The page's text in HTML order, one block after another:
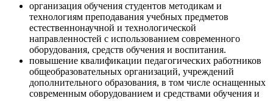
организация обучения студентов методикам и
технологиям преподавания учебных предметов
естественнонаучной и технологической
направленностей с использованием современного
оборудования, средств обучения и воспитания.
повышение квалификации педагогических работников
общеобразовательных организаций, учреждений
дополнительного образования, в том числе оснащенных
современным оборудованием и средствами обучения и